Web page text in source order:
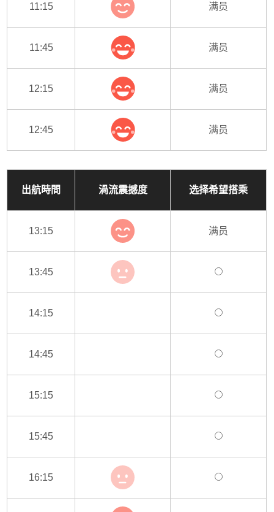
11:15 满员
11:45 满员
12:15 满员
12:45 满员
出航時間 渦流震撼度 选择希望搭乘
13:15 满员
13:45
14:15
14:45
15:15
15:45
16:15